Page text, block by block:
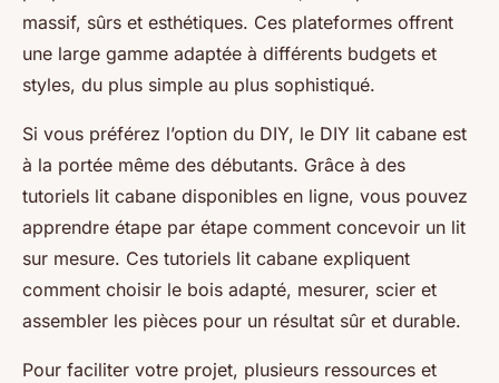
massif, sûrs et esthétiques. Ces plateformes offrent
une large gamme adaptée à différents budgets et
styles, du plus simple au plus sophistiqué.
Si vous préférez l’option du DIY, le DIY lit cabane est
à la portée même des débutants. Grâce à des
tutoriels lit cabane disponibles en ligne, vous pouvez
apprendre étape par étape comment concevoir un lit
sur mesure. Ces tutoriels lit cabane expliquent
comment choisir le bois adapté, mesurer, scier et
assembler les pièces pour un résultat sûr et durable.
Pour faciliter votre projet, plusieurs ressources et